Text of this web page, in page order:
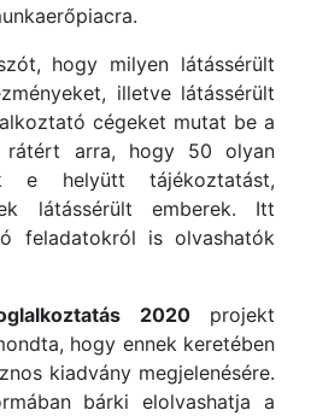
hogy milyen látássérült
illetve látássérült
cégeket mutat be a
rátért arra, hogy 50 olyan
e helyütt tájékoztatást,
látássérült emberek. Itt
feladatokról is olvashatók
2020projekt
hogy ennek keretében
kiadvány megjelenésére.
bárki elolvashatja a